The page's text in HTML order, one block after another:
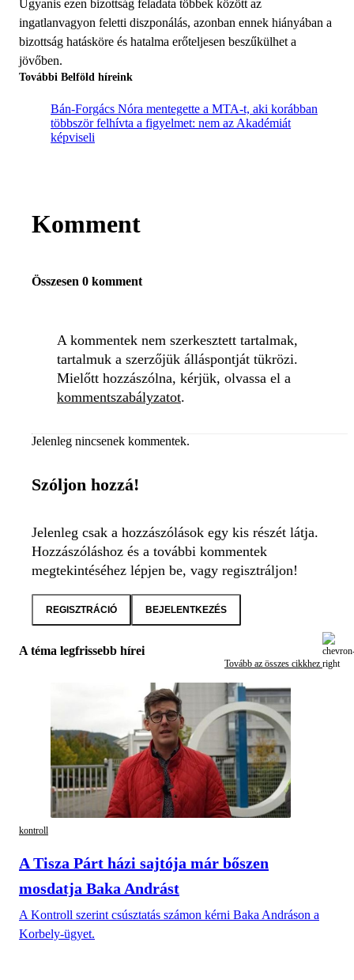
Ugyanis ezen bizottság feladata többek között az
ingatlanvagyon feletti diszponálás, azonban ennek hiányában a
bizottság hatásköre és hatalma erőteljesen beszűkülhet a
jövőben.
További Belföld híreink
Bán-Forgács Nóra mentegette a MTA-t, aki korábban
többször felhívta a figyelmet: nem az Akadémiát
képviseli
Komment
Összesen 0 komment
A kommentek nem szerkesztett tartalmak,
tartalmuk a szerzőjük álláspontját tükrözi.
Mielőtt hozzászólna, kérjük, olvassa el a
kommentszabályzatot.
Jelenleg nincsenek kommentek.
Szóljon hozzá!
Jelenleg csak a hozzászólások egy kis részét látja.
Hozzászóláshoz és a további kommentek
megtekintéséhez lépjen be, vagy regisztráljon!
REGISZTRÁCIÓ BEJELENTKEZÉS
A téma legfrissebb hírei
Tovább az összes cikkhez
kontroll
A Tisza Párt házi sajtója már bőszen
mosdatja Baka Andrást
A Kontroll szerint csúsztatás számon kérni Baka Andráson a
Korbely-ügyet.